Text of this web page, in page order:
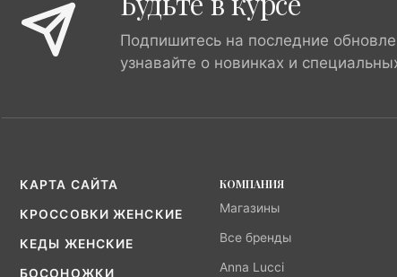
Подпишитесь на последние
узнавайте о новинках и
КАРТА САЙТА
КРОССОВКИ ЖЕНСКИЕ
КЕДЫ ЖЕНСКИЕ
БОСОНОЖКИ
КОМПАНИЯ
Магазины
Все бренды
Anna Lucci